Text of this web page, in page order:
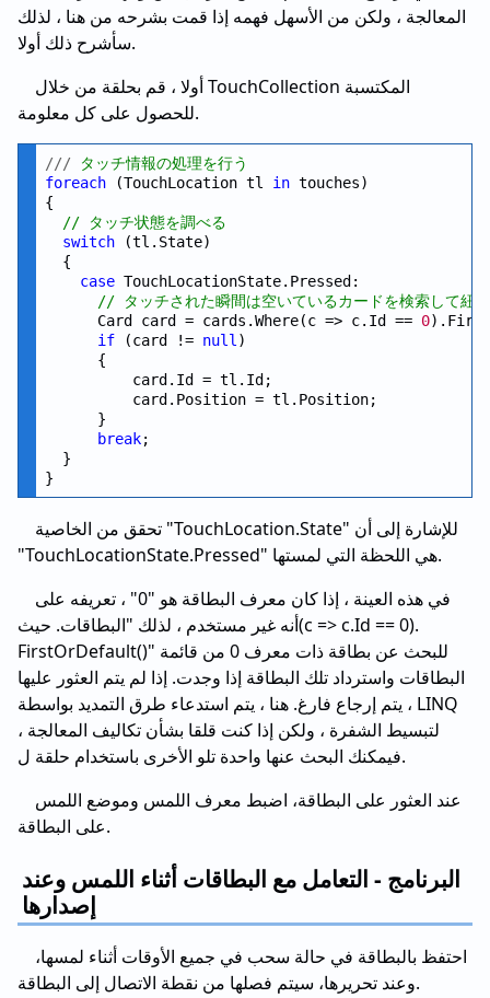
المعالجة ، ولكن من الأسهل فهمه إذا قمت بشرحه من هنا ، لذلك
سأشرح ذلك أولا.
أولا ، قم بحلقة من خلال TouchCollection المكتسبة
للحصول على كل معلومة.
/// タッチ情報の処理を行う
foreach (TouchLocation tl in touches)
{
// タッチ状態を調べる
switch (tl.State)
  {
case TouchLocationState.Pressed:
// タッチされた瞬間は空いているカードを検索して紐
      Card card = cards.Where(c => c.Id ==
0
if (card != null )
      {
          card.Id = tl.Id;
          card.Position = tl.Position;
      }
break;
  }
تحقق من الخاصية "TouchLocation.State" للإشارة إلى أن
"TouchLocationState.Pressed" هي اللحظة التي لمستها.
في هذه العينة ، إذا كان معرف البطاقة هو "0" ، تعريفه على
أنه غير مستخدم ، لذلك "البطاقات. حيث(c => c.Id == 0).
FirstOrDefault()" للبحث عن بطاقة ذات معرف 0 من قائمة
البطاقات واسترداد تلك البطاقة إذا وجدت. إذا لم يتم العثور عليها
، يتم إرجاع فارغ. هنا ، يتم استدعاء طرق التمديد بواسطة LINQ
لتبسيط الشفرة ، ولكن إذا كنت قلقا بشأن تكاليف المعالجة ،
فيمكنك البحث عنها واحدة تلو الأخرى باستخدام حلقة ل.
عند العثور على البطاقة، اضبط معرف اللمس وموضع اللمس
على البطاقة.
البرنامج - التعامل مع البطاقات أثناء اللمس وعند
إصدارها
احتفظ بالبطاقة في حالة سحب في جميع الأوقات أثناء لمسها،
وعند تحريرها، سيتم فصلها من نقطة الاتصال إلى البطاقة.